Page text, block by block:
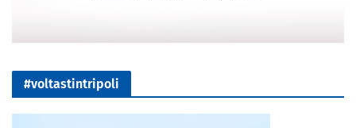
#voltastintripoli